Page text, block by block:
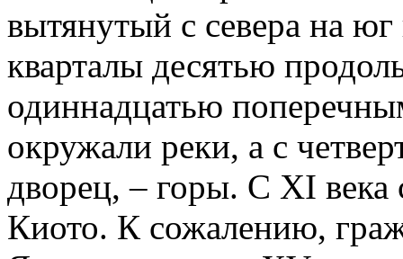
вытянутый с севера на
кварталы десятью
одиннадцатью
окружали реки, а с
дворец, – горы. С XI века
Киото. К сожалению,